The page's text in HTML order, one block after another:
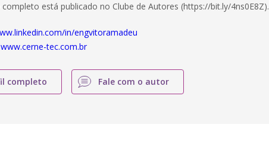
está publicado no Clube de Autores (https://bit.ly/4ns0E8Z).
in/engvitoramadeu
www.cerne-tec.com.br
completo Fale com o autor